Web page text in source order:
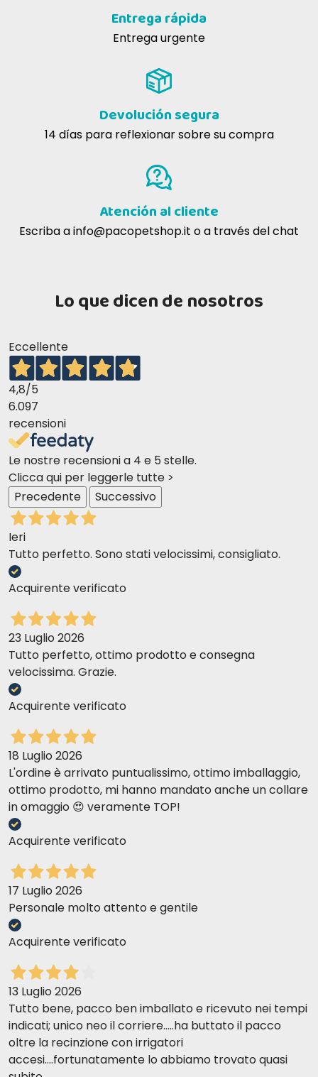
Prolife
son carnes y pescados
originalmente estaban
destinados al consumo humano
naturaleza
Materias primas Human Grade y
ecosostenibilidad
corresponde con una drástica reducción de la
demanda debido al descenso de la población
Los recursos se asignan mal,
mientras que el suelo, los bosques, el agua, la
calidad del aire y la biodiversidad siguen
degradándose
sostenibles
una elección consciente
recetas de
originalmente estaban
destinadas al consumo
caso, por ejemplo, del arroz
ciertos y estrictos parámetros estéticos, como el
tamaño, la
nutritivo es perfectamente idéntico
Entrega rápida
Entrega urgente
Devolución segura
14 días para reflexionar sobre su compra
Atención al cliente
Escriba ainfo@pacopetshop.it o a través del chat
Lo que dicen de nosotros
Eccellente
4,8/5
6.097
recensioni
Le nostre recensioni a 4 e 5 stelle.
Clicca qui per leggerle tutte >
Precedente
Successivo
Ieri
Tutto perfetto. Sono stati velocissimi, consigliato.
Acquirente verificato
23 Luglio 2026
Tutto perfetto, ottimo prodotto e consegna
velocissima. Grazie.
Acquirente verificato
18 Luglio 2026
L'ordine è arrivato puntualissimo, ottimo imballaggio,
ottimo prodotto, mi hanno mandato anche un collare
in omaggio 😍 veramente TOP!
Acquirente verificato
17 Luglio 2026
Personale molto attento e gentile
Acquirente verificato
13 Luglio 2026
Tutto bene, pacco ben imballato e ricevuto nei tempi
indicati; unico neo il corriere.....ha buttato il pacco
oltre la recinzione con irrigatori
accesi....fortunatamente lo abbiamo trovato quasi